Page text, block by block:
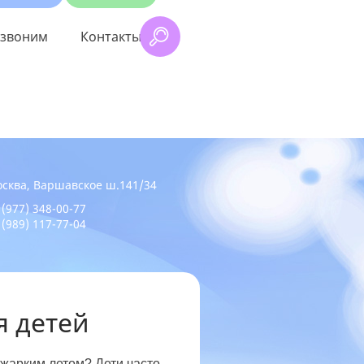
Контакты
Варшавское ш.141/34
348-00-77
117-77-04
детей